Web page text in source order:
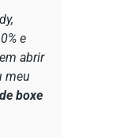
e
abrir
meu
boxe